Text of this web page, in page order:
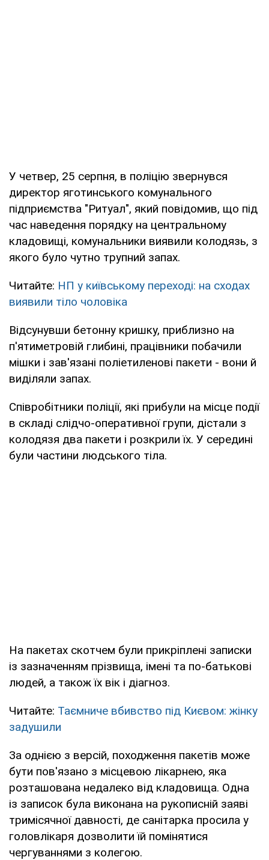
У четвер, 25 серпня, в поліцію звернувся
директор яготинського комунального
підприємства "Ритуал", який повідомив, що під
час наведення порядку на центральному
кладовищі, комунальники виявили колодязь, з
якого було чутно трупний запах.
Читайте: НП у київському переході: на сходах
виявили тіло чоловіка
Відсунувши бетонну кришку, приблизно на
п'ятиметровій глибині, працівники побачили
мішки і зав'язані поліетиленові пакети - вони й
виділяли запах.
Співробітники поліції, які прибули на місце події
в складі слідчо-оперативної групи, дістали з
колодязя два пакети і розкрили їх. У середині
були частини людського тіла.
На пакетах скотчем були прикріплені записки
із зазначенням прізвища, імені та по-батькові
людей, а також їх вік і діагноз.
Читайте: Таємниче вбивство під Києвом: жінку
задушили
За однією з версій, походження пакетів може
бути пов'язано з місцевою лікарнею, яка
розташована недалеко від кладовища. Одна
із записок була виконана на рукописній заяві
тримісячної давності, де санітарка просила у
головлікаря дозволити їй помінятися
чергуваннями з колегою.